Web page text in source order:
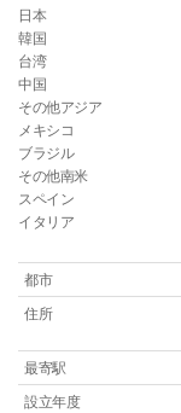
日本
韓国
台湾
中国
その他アジア
メキシコ
ブラジル
その他南米
スペイン
イタリア
都市
住所
最寄駅
設立年度